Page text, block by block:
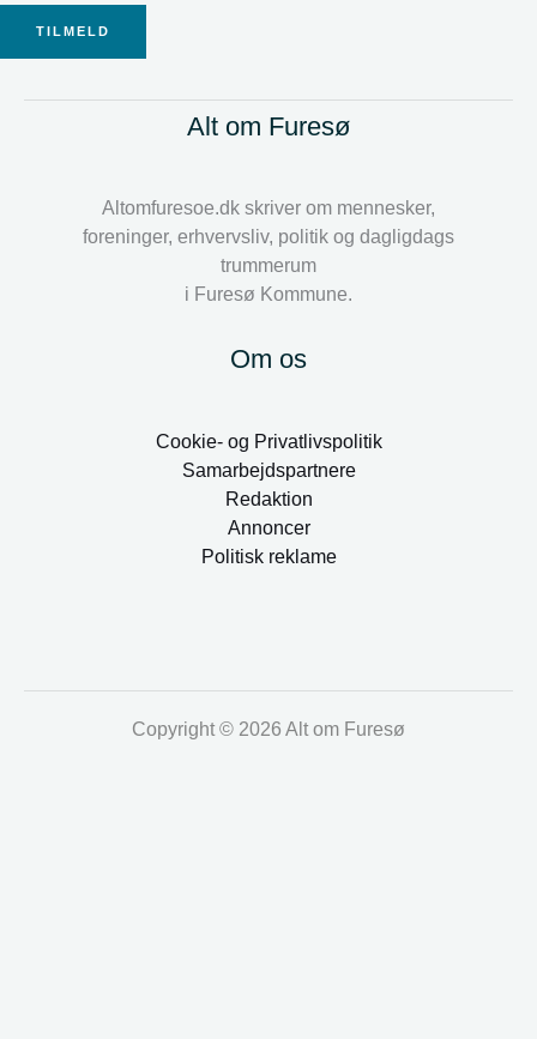
TILMELD
Alt om Furesø
Altomfuresoe.dk skriver om mennesker,
foreninger, erhvervsliv, politik og dagligdags
trummerum
i Furesø Kommune.
Om os
Cookie- og Privatlivspolitik
Samarbejdspartnere
Redaktion
Annoncer
Politisk reklame
Copyright © 2026 Alt om Furesø